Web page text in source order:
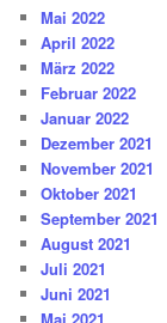
Mai 2022
April 2022
März 2022
Februar 2022
Januar 2022
Dezember 2021
November 2021
Oktober 2021
September 2021
August 2021
Juli 2021
Juni 2021